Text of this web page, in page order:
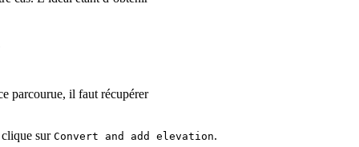
parcourue, il faut récupérer
sur Convert and add elevation.